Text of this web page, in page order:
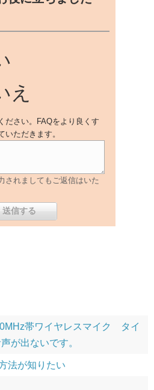
え
ださい。FAQをより良くす
いただきます。
されましてもご返信はいた
帯ワイヤレスマイク タイ
が出ないです。
法が知りたい